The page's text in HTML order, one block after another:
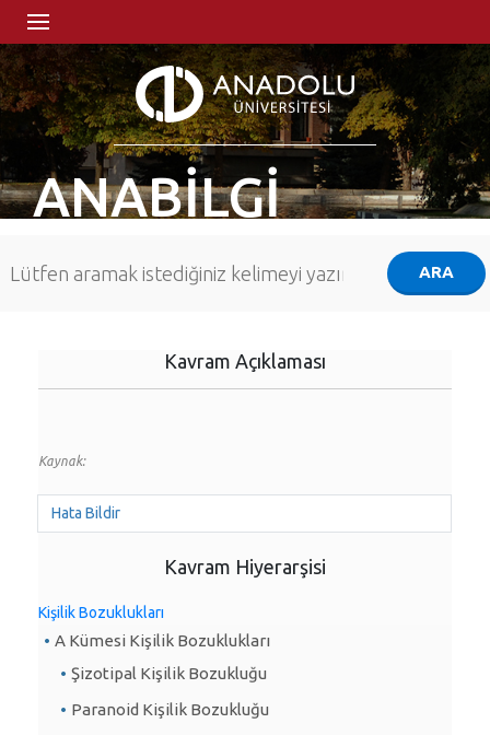
ANABİLGİ
Kavram Açıklaması
Kaynak:
Hata Bildir
Kavram Hiyerarşisi
Kişilik Bozuklukları
A Kümesi Kişilik Bozuklukları
Şizotipal Kişilik Bozukluğu
Paranoid Kişilik Bozukluğu